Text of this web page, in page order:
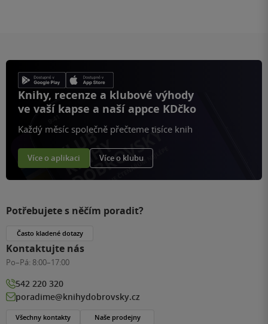
Knihy, recenze a klubové výhody
ve vaší kapse a naší appce KDčko
Každý měsíc společně přečteme tisíce knih
Více o aplikaci Více o klubu
Potřebujete s něčím poradit?
Často kladené dotazy
Kontaktujte nás
Po–Pá: 8:00–17:00
542 220 320
poradime@knihydobrovsky.cz
Všechny kontakty Naše prodejny